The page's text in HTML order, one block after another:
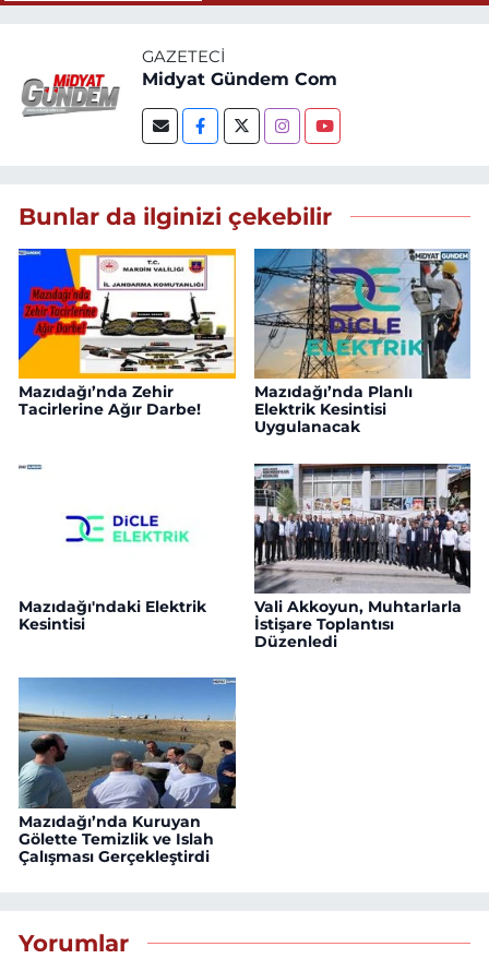
GAZETECI
Midyat Gündem Com
Bunlar da ilginizi çekebilir
Mazıdağı’nda Zehir
Tacirlerine Ağır Darbe!
Mazıdağı’nda Planlı
Elektrik Kesintisi
Uygulanacak
Mazıdağı'ndaki Elektrik
Kesintisi
Vali Akkoyun, Muhtarlarla
İstişare Toplantısı
Düzenledi
Mazıdağı’nda Kuruyan
Gölette Temizlik ve Islah
Çalışması Gerçekleştirdi
Yorumlar